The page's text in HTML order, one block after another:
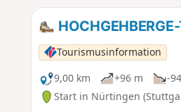
Tourismusinformation
9,00 km
+96 m -
Start in Nürtingen